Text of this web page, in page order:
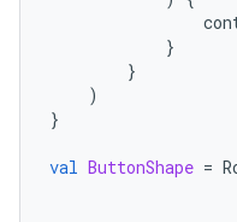
}
}
)
}
val ButtonShape =